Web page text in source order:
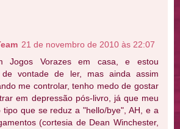
21 de novembro de 2010 às 22:07
Jogos Vorazes em casa, e estou
de vontade de ler, mas ainda assim
me controlar, tenho medo de gostar
em depressão pós-livro, já que meu
tipo que se reduz a "hello/bye", AH, e a
(cortesia de Dean Winchester,